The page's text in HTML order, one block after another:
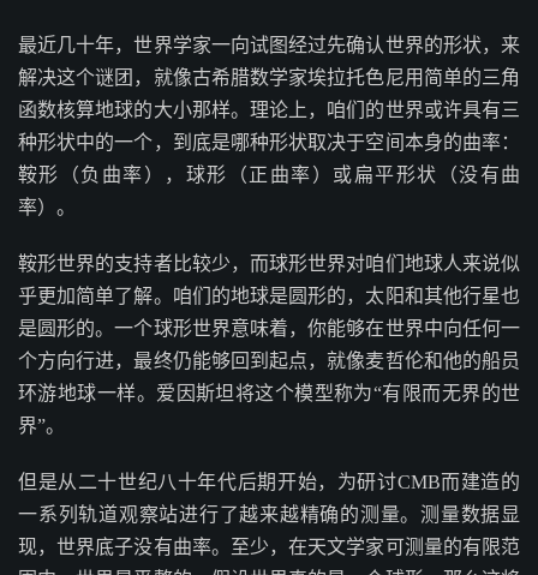
最近几十年，世界学家一向试图经过先确认世界的形状，来
解决这个谜团，就像古希腊数学家埃拉托色尼用简单的三角
函数核算地球的大小那样。理论上，咱们的世界或许具有三
种形状中的一个，到底是哪种形状取决于空间本身的曲率：
鞍形（负曲率），球形（正曲率）或扁平形状（没有曲
率）。
鞍形世界的支持者比较少，而球形世界对咱们地球人来说似
乎更加简单了解。咱们的地球是圆形的，太阳和其他行星也
是圆形的。一个球形世界意味着，你能够在世界中向任何一
个方向行进，最终仍能够回到起点，就像麦哲伦和他的船员
环游地球一样。爱因斯坦将这个模型称为“有限而无界的世
界”。
但是从二十世纪八十年代后期开始，为研讨CMB而建造的
一系列轨道观察站进行了越来越精确的测量。测量数据显
现，世界底子没有曲率。至少，在天文学家可测量的有限范